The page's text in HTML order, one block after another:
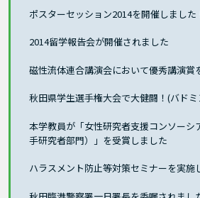
ポスターセッション2014を開催しました
2014留学報告会が開催されました
磁性流体連合講演会において優秀講演賞
秋田県学生選手権大会で大健闘！(バド
本学教員が「女性研究者支援コンソーシ
手研究者部門）」を受賞しました
ハラスメント防止等対策セミナーを実施